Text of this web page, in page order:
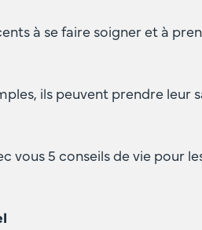
à se faire soigner et à
ils peuvent prendre leur
vous 5 conseils de vie pour